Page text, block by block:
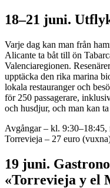
18–21 juni.
Varje dag kan man från
Alicante ta båt till ön
Valenciaregionen.
upptäcka den rika marina
lokala restauranger och
för 250 passagerare,
och husdjur, och man kan
Avgångar – kl.
Torrevieja – 27 euro
19 juni.
«Torrevieja y el